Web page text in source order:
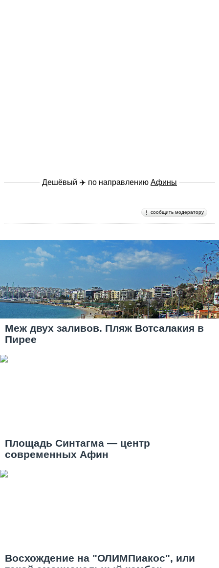
Дешёвый ✈️ по направлению Афины
сообщить модератору
Меж двух заливов. Пляж Вотсалакия в
Пирее
Площадь Синтагма — центр
современных Афин
Восхождение на "ОЛИМПиакос", или